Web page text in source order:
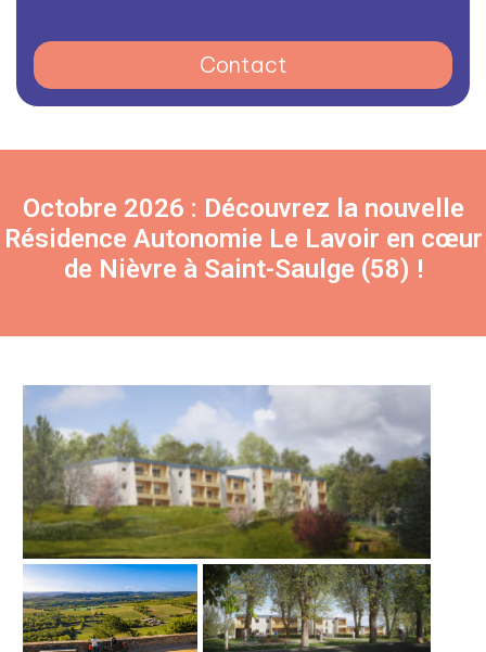
Contact
Octobre 2026 : Découvrez la nouvelle
Résidence Autonomie Le Lavoir en cœur
de Nièvre à Saint-Saulge (58) !